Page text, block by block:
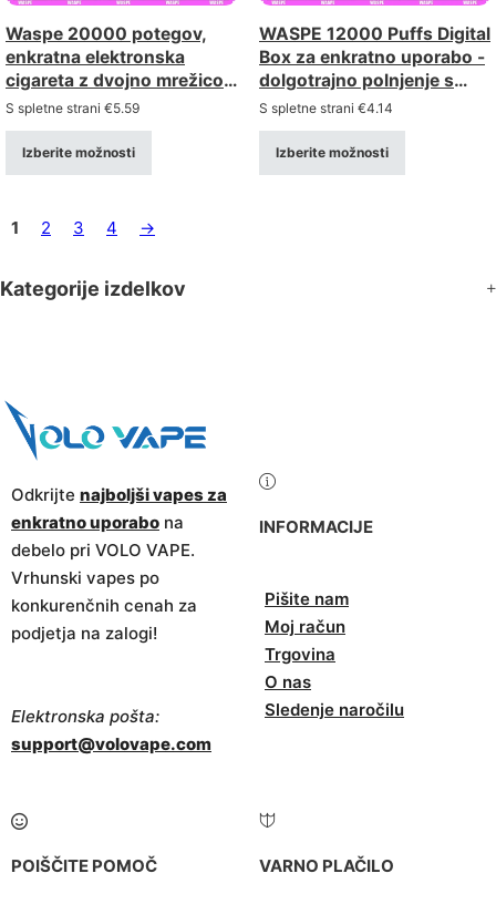
Waspe 20000 potegov,
enkratna elektronska
cigareta z dvojno mrežico –
polnilna z LCD-zaslonom
(moč 0–5%)
S spletne strani €5.59
Izberite možnosti
WASPE 12000 Puffs Digital
Box za enkratno uporabo -
dolgotrajno polnjenje s
pametnim zaslonom
S spletne strani €4.14
Izberite možnosti
1 2 3 4 →
Kategorije izdelkov
Odkrijte najboljši vapes za
enkratno uporabo na
debelo pri VOLO VAPE.
Vrhunski vapes po
konkurenčnih cenah za
podjetja na zalogi!
Elektronska pošta:
support@volovape.com
INFORMACIJE
Pišite nam
Moj račun
Trgovina
O nas
Sledenje naročilu
POIŠČITE POMOČ VARNO PLAČILO